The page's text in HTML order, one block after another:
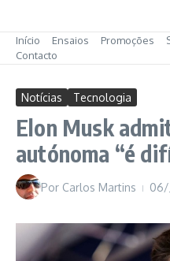
Início Ensaios Promoções
Contacto
Notícias Tecnologia
Elon Musk
autónoma “é
Por Carlos Martins 06/